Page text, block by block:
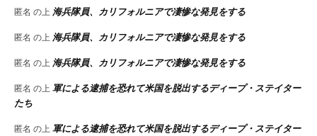
匿名 の上 海兵隊員、カリフォルニアで凄惨な発見をする
匿名 の上 海兵隊員、カリフォルニアで凄惨な発見をする
匿名 の上 海兵隊員、カリフォルニアで凄惨な発見をする
匿名 の上 軍による逮捕を恐れて米国を脱出するディープ・ステイター
たち
匿名 の上 軍による逮捕を恐れて米国を脱出するディープ・ステイター